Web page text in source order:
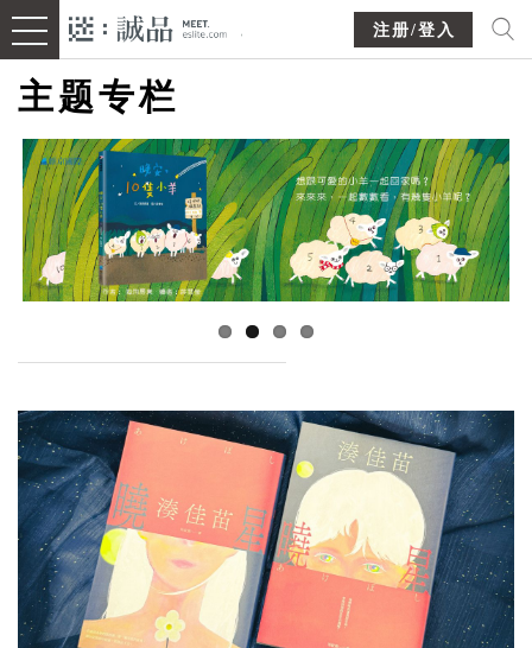
注册/登入
主题专栏